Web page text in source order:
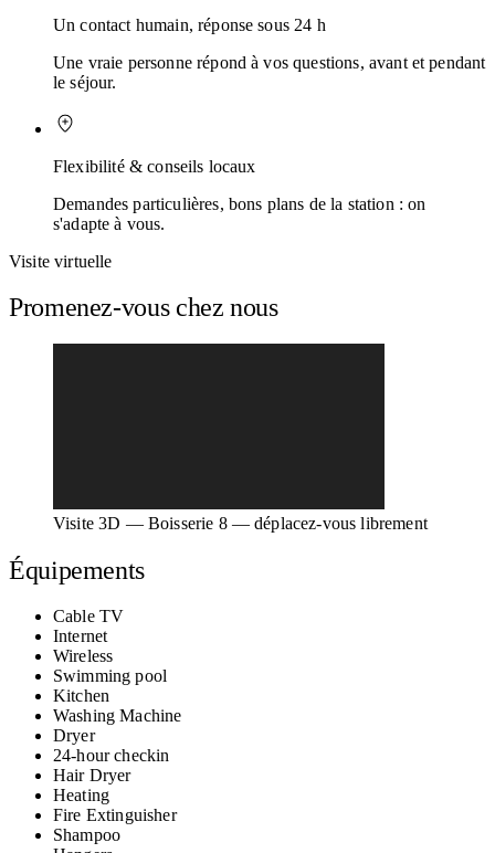
Un contact humain, réponse sous 24 h
Une vraie personne répond à vos questions, avant et pendant
le séjour.
Flexibilité & conseils locaux
Demandes particulières, bons plans de la station : on
s'adapte à vous.
Visite virtuelle
Promenez-vous chez nous
Visite 3D — Boisserie 8 — déplacez-vous librement
Équipements
Cable TV
Internet
Wireless
Swimming pool
Kitchen
Washing Machine
Dryer
24-hour checkin
Hair Dryer
Heating
Fire Extinguisher
Shampoo